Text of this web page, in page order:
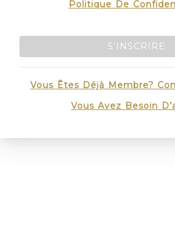
Politique De
S’INSCRIRE
Vous Êtes Déjà Membre?
Vous Avez Besoin